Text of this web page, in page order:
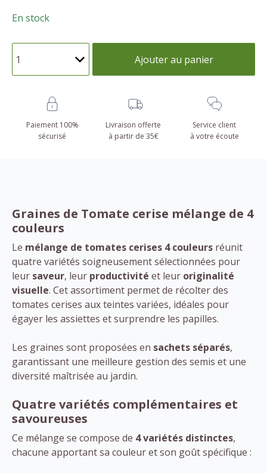
En stock
Ajouter au panier
Paiement 100%
sécurisé
Livraison offerte
à partir de 35€
Service client
à votre écoute
Graines de Tomate cerise mélange de 4
couleurs
Le mélange de tomates cerises 4 couleurs réunit
quatre variétés soigneusement sélectionnées pour
leur saveur, leur productivité et leur originalité
visuelle. Cet assortiment permet de récolter des
tomates cerises aux teintes variées, idéales pour
égayer les assiettes et surprendre les papilles.
Les graines sont proposées en sachets séparés,
garantissant une meilleure gestion des semis et une
diversité maîtrisée au jardin.
Quatre variétés complémentaires et
savoureuses
Ce mélange se compose de 4 variétés distinctes,
chacune apportant sa couleur et son goût spécifique :